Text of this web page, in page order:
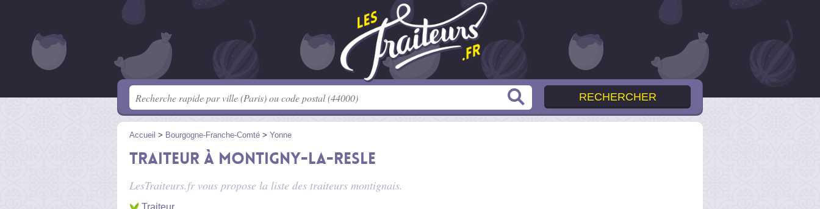
Accueil > Bourgogne-Franche-Comté > Yonne
Traiteur à Montigny-la-Resle
LesTraiteurs.fr vous propose la liste des traiteurs montignais.
Traiteur